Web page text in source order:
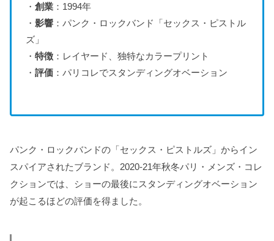
・ 創業：1994年
・ 影響：パンク・ロックバンド「セックス・ピストル
ズ」
・ 特徴：レイヤード、独特なカラープリント
・ 評価：パリコレでスタンディングオベーション
パンク・ロックバンドの「セックス・ピストルズ」からイン
スパイアされたブランド。2020-21年秋冬パリ・メンズ・コレ
クションでは、ショーの最後にスタンディングオベーション
が起こるほどの評価を得ました。